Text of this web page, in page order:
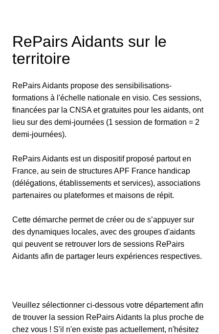
RePairs Aidants sur le
territoire
RePairs Aidants propose des sensibilisations-
formations à l'échelle nationale en visio. Ces sessions,
financées par la CNSA et gratuites pour les aidants, ont
lieu sur des demi-journées (1 session de formation = 2
demi-journées).
RePairs Aidants est un dispositif proposé partout en
France, au sein de structures APF France handicap
(délégations, établissements et services), associations
partenaires ou plateformes et maisons de répit.
Cette démarche permet de créer ou de s’appuyer sur
des dynamiques locales, avec des groupes d'aidants
qui peuvent se retrouver lors de sessions RePairs
Aidants afin de partager leurs expériences respectives.
Veuillez sélectionner ci-dessous votre département afin
de trouver la session RePairs Aidants la plus proche de
chez vous ! S'il n'en existe pas actuellement, n'hésitez